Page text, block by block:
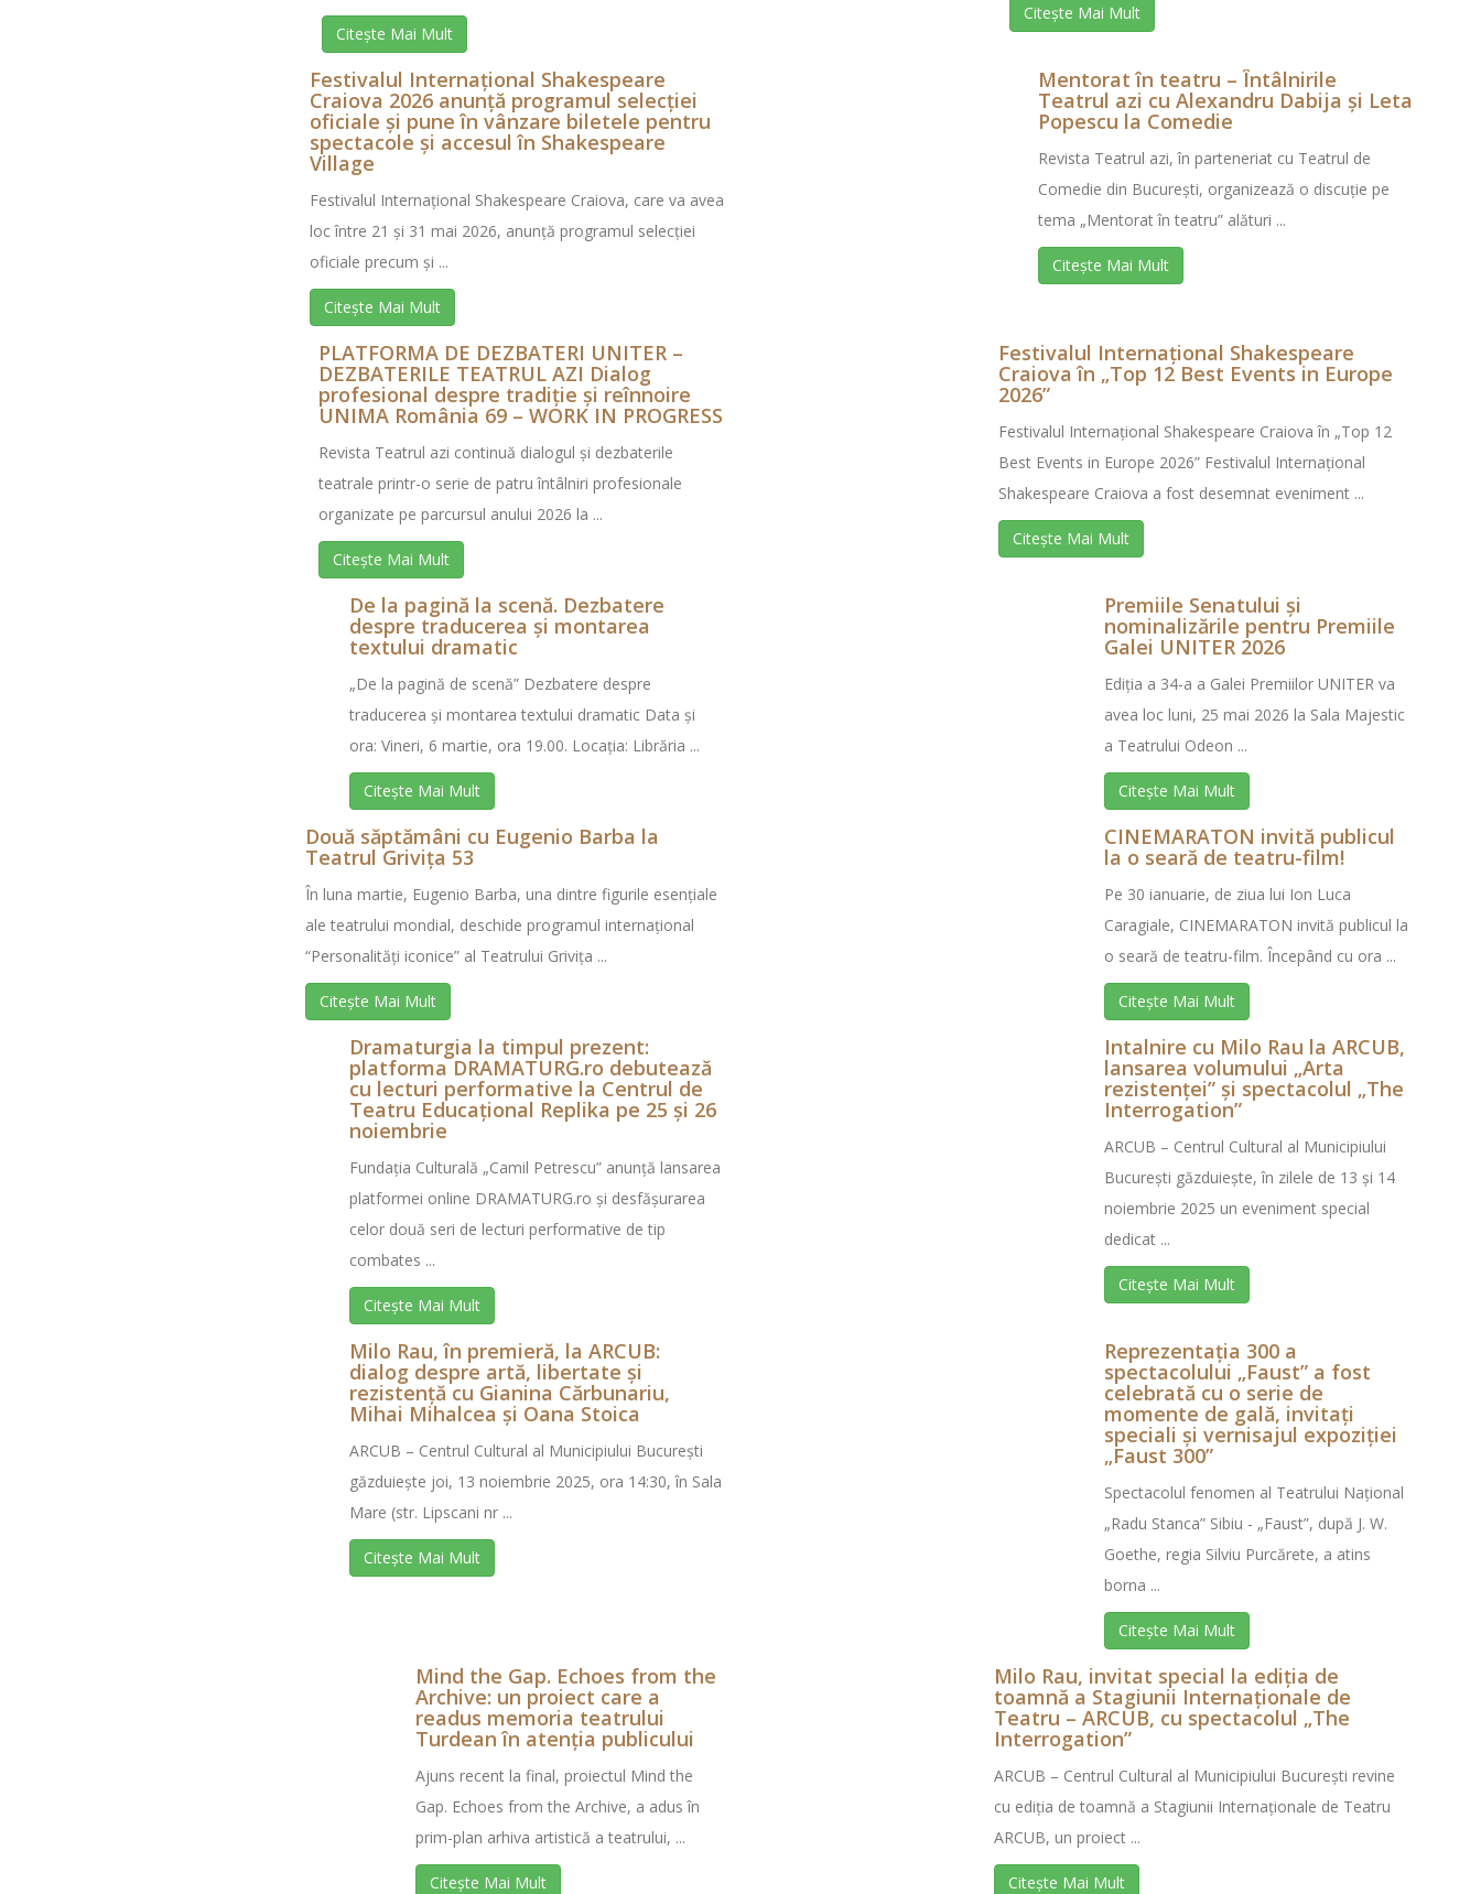
Citește Mai Mult
Citește Mai Mult
Festivalul Internațional Shakespeare
Craiova 2026 anunță programul selecției
oficiale și pune în vânzare biletele pentru
spectacole și accesul în Shakespeare
Village
Festivalul Internațional Shakespeare Craiova, care va avea
loc între 21 și 31 mai 2026, anunță programul selecției
oficiale precum și ...
Citește Mai Mult
Mentorat în teatru – Întâlnirile
Teatrul azi cu Alexandru Dabija și Leta
Popescu la Comedie
Revista Teatrul azi, în parteneriat cu Teatrul de
Comedie din București, organizează o discuție pe
tema „Mentorat în teatru” alături ...
Citește Mai Mult
PLATFORMA DE DEZBATERI UNITER –
DEZBATERILE TEATRUL AZI Dialog
profesional despre tradiție și reînnoire
UNIMA România 69 – WORK IN PROGRESS
Revista Teatrul azi continuă dialogul și dezbaterile
teatrale printr-o serie de patru întâlniri profesionale
organizate pe parcursul anului 2026 la ...
Citește Mai Mult
Festivalul Internațional Shakespeare
Craiova în „Top 12 Best Events in Europe
2026”
Festivalul Internațional Shakespeare Craiova în „Top 12
Best Events in Europe 2026” Festivalul Internațional
Shakespeare Craiova a fost desemnat eveniment ...
Citește Mai Mult
De la pagină la scenă. Dezbatere
despre traducerea și montarea
textului dramatic
„De la pagină de scenă” Dezbatere despre
traducerea și montarea textului dramatic Data și
ora: Vineri, 6 martie, ora 19.00. Locația: Librăria ...
Citește Mai Mult
Premiile Senatului și
nominalizările pentru Premiile
Galei UNITER 2026
Ediția a 34-a a Galei Premiilor UNITER va
avea loc luni, 25 mai 2026 la Sala Majestic
a Teatrului Odeon ...
Citește Mai Mult
Două săptămâni cu Eugenio Barba la
Teatrul Grivița 53
În luna martie, Eugenio Barba, una dintre figurile esențiale
ale teatrului mondial, deschide programul internațional
“Personalități iconice” al Teatrului Grivița ...
Citește Mai Mult
CINEMARATON invită publicul
la o seară de teatru-film!
Pe 30 ianuarie, de ziua lui Ion Luca
Caragiale, CINEMARATON invită publicul la
o seară de teatru-film. Începând cu ora ...
Citește Mai Mult
Dramaturgia la timpul prezent:
platforma DRAMATURG.ro debutează
cu lecturi performative la Centrul de
Teatru Educațional Replika pe 25 și 26
noiembrie
Fundația Culturală „Camil Petrescu” anunță lansarea
platformei online DRAMATURG.ro și desfășurarea
celor două seri de lecturi performative de tip
combates ...
Citește Mai Mult
Intalnire cu Milo Rau la ARCUB,
lansarea volumului „Arta
rezistenței” și spectacolul „The
Interrogation”
ARCUB – Centrul Cultural al Municipiului
București găzduiește, în zilele de 13 și 14
noiembrie 2025 un eveniment special
dedicat ...
Citește Mai Mult
Milo Rau, în premieră, la ARCUB:
dialog despre artă, libertate și
rezistență cu Gianina Cărbunariu,
Mihai Mihalcea și Oana Stoica
ARCUB – Centrul Cultural al Municipiului București
găzduiește joi, 13 noiembrie 2025, ora 14:30, în Sala
Mare (str. Lipscani nr ...
Citește Mai Mult
Reprezentaţia 300 a
spectacolului „Faust” a fost
celebrată cu o serie de
momente de gală, invitaţi
speciali şi vernisajul expoziţiei
„Faust 300”
Spectacolul fenomen al Teatrului Național
„Radu Stanca” Sibiu - „Faust”, după J. W.
Goethe, regia Silviu Purcărete, a atins
borna ...
Citește Mai Mult
Mind the Gap. Echoes from the
Archive: un proiect care a
readus memoria teatrului
Turdean în atenția publicului
Ajuns recent la final, proiectul Mind the
Gap. Echoes from the Archive, a adus în
prim-plan arhiva artistică a teatrului, ...
Citește Mai Mult
Milo Rau, invitat special la ediția de
toamnă a Stagiunii Internaționale de
Teatru – ARCUB, cu spectacolul „The
Interrogation”
ARCUB – Centrul Cultural al Municipiului București revine
cu ediția de toamnă a Stagiunii Internaționale de Teatru
ARCUB, un proiect ...
Citește Mai Mult